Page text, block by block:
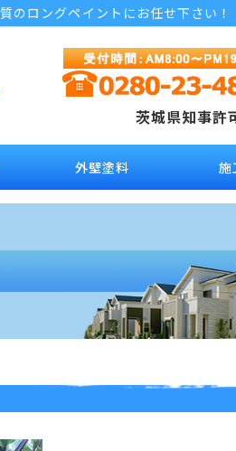
のロングペイントにお任せ下さい！
茨城県知事
外壁塗料 施